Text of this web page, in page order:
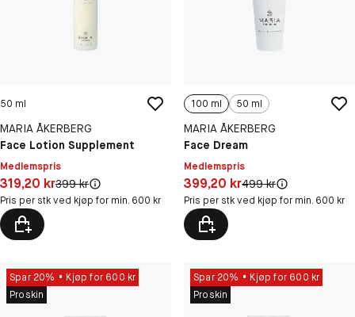
50 ml
MARIA ÅKERBERG
Face Lotion Supplement
Medlemspris
Pris: 319,20 kr
319,20 krOriginal pris:
399 kr
Pris per stk ved kjøp for min. 600 kr
100 ml 50 ml
MARIA ÅKERBERG
Face Dream
Medlemspris
Pris: 399,20 kr
399,20 krOriginal pris:
499 kr
Pris per stk ved kjøp for min. 600 kr
Spar 20%
Kjøp for 600 kr
Proskin
Spar 20%
Kjøp for 600 kr
Proskin